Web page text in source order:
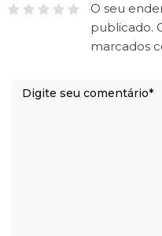
O seu
publicado.
marcados